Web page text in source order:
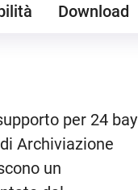
Download
per 24 bay
Archiviazione
un